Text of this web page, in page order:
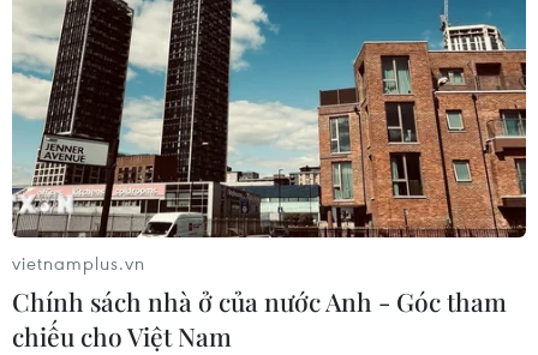
vietnamplus.vn
Chính sách nhà ở của nước Anh - Góc tham
chiếu cho Việt Nam